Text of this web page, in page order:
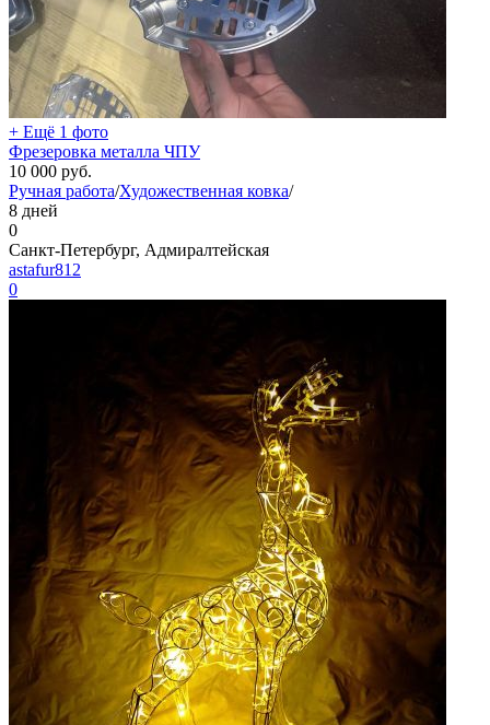
+ Ещё 1 фото
Фрезеровка металла ЧПУ
10 000 руб.
Ручная работа/Художественная ковка/
8 дней
0
Санкт-Петербург, Адмиралтейская
astafur812
0